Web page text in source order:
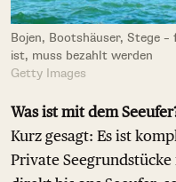
Bojen, Bootshäuser, Stege
ist, muss bezahlt werden
Getty Images
Was ist mit dem
Kurz gesagt: Es ist
Private